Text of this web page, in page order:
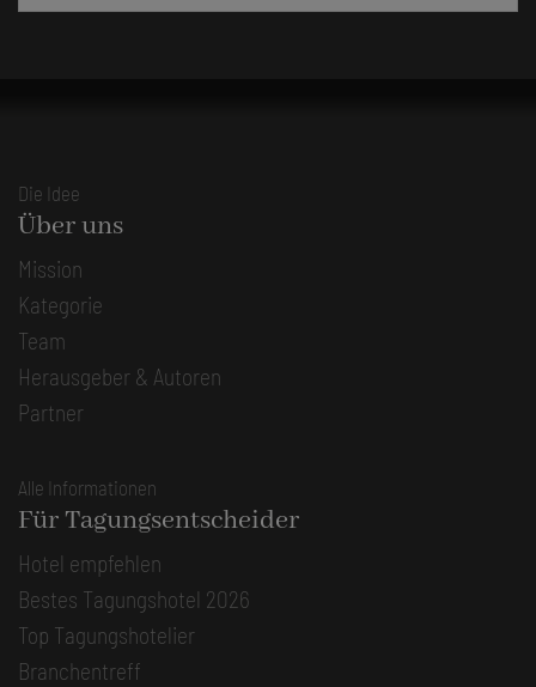
Die Idee
Über uns
Mission
Kategorie
Team
Herausgeber & Autoren
Partner
Alle Informationen
Für Tagungsentscheider
Hotel empfehlen
Bestes Tagungshotel 2026
Top Tagungshotelier
Branchentreff